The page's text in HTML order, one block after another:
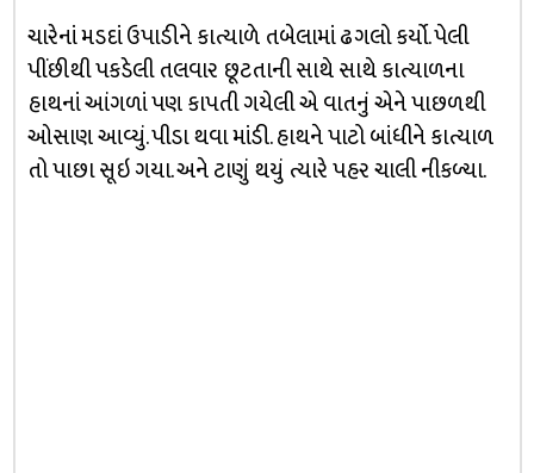
ચારેનાં મડદાં ઉપાડીને કાત્યાળે તબેલામાં ઢગલો કર્યો. પેલી
પીંછીથી પકડેલી તલવાર છૂટતાની સાથે સાથે કાત્યાળના
હાથનાં આંગળાં પણ કાપતી ગયેલી એ વાતનું એને પાછળથી
ઓસાણ આવ્યું. પીડા થવા માંડી. હાથને પાટો બાંધીને કાત્યાળ
તો પાછા સૂઇ ગયા. અને ટાણું થયું ત્યારે પહર ચાલી નીકળ્યા.